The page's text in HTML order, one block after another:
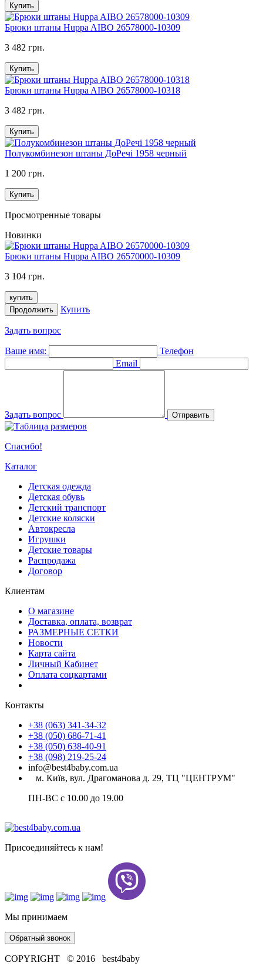
Купить
Брюки штаны Huppa AIBO 26578000-10309
3 482 грн.
Купить
Брюки штаны Huppa AIBO 26578000-10318
3 482 грн.
Купить
Полукомбинезон штаны ДоРечі 1958 черный
1 200 грн.
Купить
Просмотренные товары
Новинки
Брюки штаны Huppa AIBO 26570000-10309
3 104 грн.
купить
Продолжить
Купить
Задать вопрос
Ваше имя:
Телефон
Email
Задать вопрос Отправить
Спасибо!
Каталог
Детская одежда
Детская обувь
Детский транспорт
Детские коляски
Автокресла
Игрушки
Детские товары
Распродажа
Договор
Клиентам
О магазине
Доставка, оплата, возврат
РАЗМЕРНЫЕ СЕТКИ
Новости
Карта сайта
Личный Кабинет
Оплата соцкартами
Контакты
+38 (063) 341-34-32
+38 (050) 686-71-41
+38 (050) 638-40-91
+38 (098) 219-25-24
info@best4baby.com.ua
м. Київ, вул. Драгоманова д. 29, ТЦ "ЦЕНТРУМ"
ПН-ВС с 10.00 до 19.00
Присоединяйтесь к нам!
Мы принимаем
Обратный звонок
COPYRIGHT © 2016 best4baby